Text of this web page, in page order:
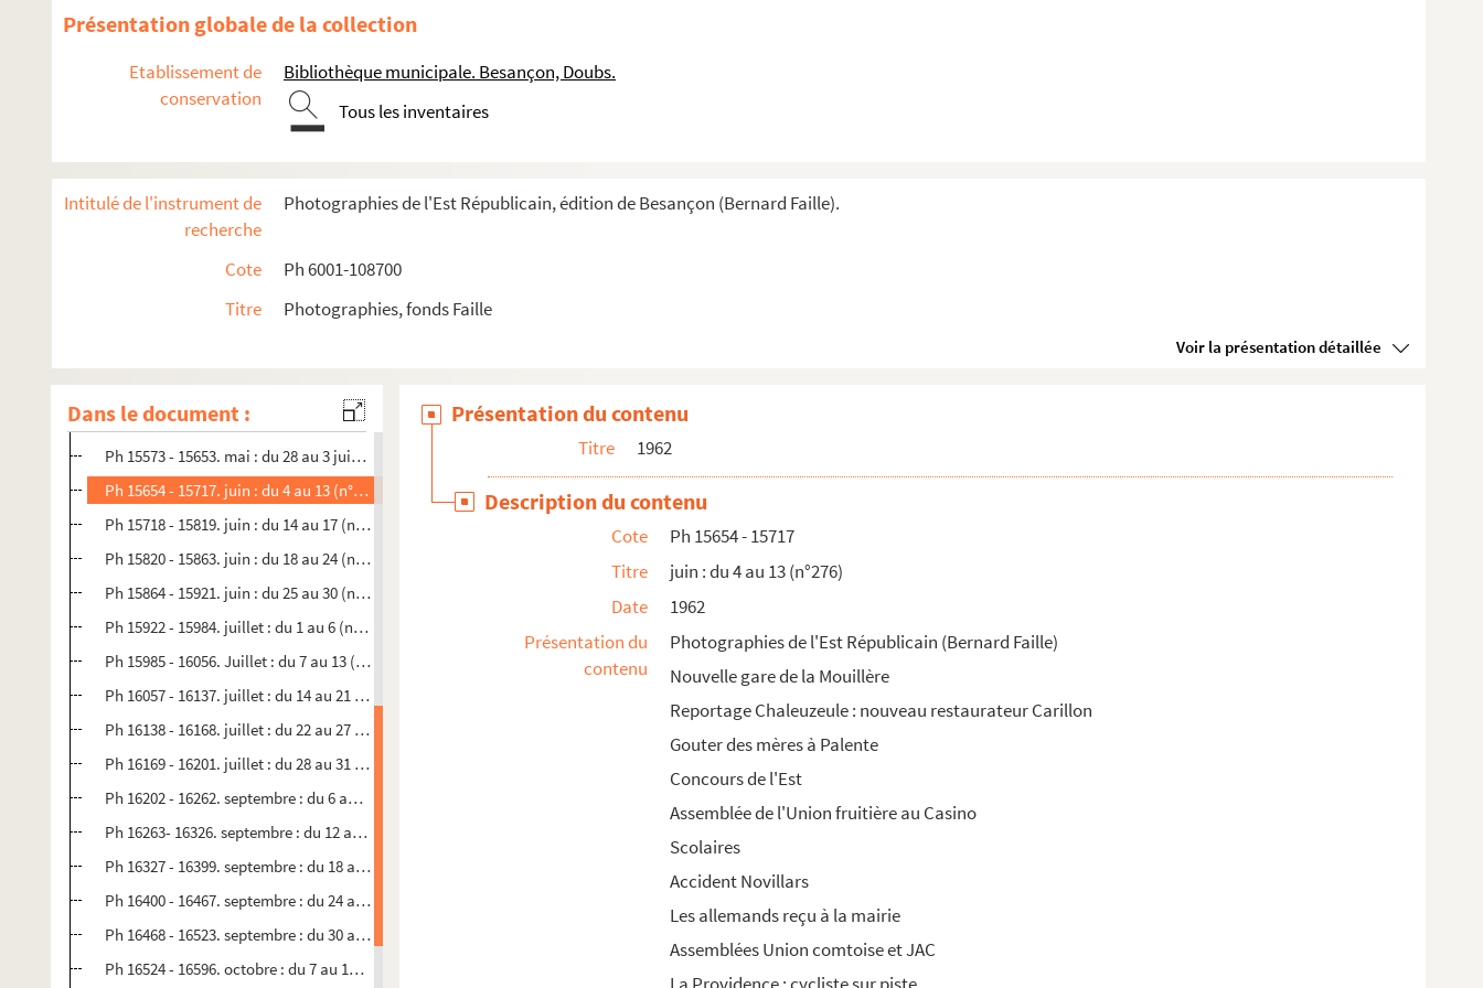
Présentation globale de la collection
Etablissement de
conservation
Bibliothèque municipale. Besançon, Doubs.
Tous les inventaires
Intitulé de l'instrument de
recherche
Photographies de l'Est Républicain, édition de Besançon (Bernard Faille).
Cote
Ph 6001-108700
Titre
Photographies, fonds Faille
Voir la présentation détaillée
Dans le document :
Ph 14895 - 14938. février : du 24 au 25 (n°262)
Ph 14966 - 15012. mars : du 4 au 10 (n°264)
Ph 15013 - 15059. mars : du 11 au 17 (n°265)
Ph 15106 - 15179. mars : du 25 au 31 (n°267)
Ph 15180 - 15244. avril : du 1 au 5 (n°268)
Ph 15327 - 15370. avril : du 27 au 3 mai (n°271)
Ph 15441 - 15501. mai : du 11 au 20 (n°273)
Ph 15502 - 15572. mai : du 21 au 27 (n°274)
Ph 15573 - 15653. mai : du 28 au 3 juin (n°275)
Ph 15654 - 15717. juin : du 4 au 13 (n°276)
Ph 15718 - 15819. juin : du 14 au 17 (n°277)
Ph 15820 - 15863. juin : du 18 au 24 (n°278)
Ph 15864 - 15921. juin : du 25 au 30 (n°279)
Ph 15922 - 15984. juillet : du 1 au 6 (n°280)
Ph 15985 - 16056. Juillet : du 7 au 13 (n°281)
Ph 16057 - 16137. juillet : du 14 au 21 (n°282)
Ph 16138 - 16168. juillet : du 22 au 27 (n°283)
Ph 16169 - 16201. juillet : du 28 au 31 (n°284)
Ph 16202 - 16262. septembre : du 6 au 11 (n°285)
Ph 16263- 16326. septembre : du 12 au 17 (n°286)
Ph 16327 - 16399. septembre : du 18 au 23 (n°287)
Ph 16400 - 16467. septembre : du 24 au 29 (n°288)
Ph 16468 - 16523. septembre : du 30 au 6 octobre (n°289)
Ph 16524 - 16596. octobre : du 7 au 13 (n°290)
Présentation du contenu
Titre 1962
Description du contenu
Cote
Ph 15654 - 15717
Titre
juin : du 4 au 13 (n°276)
Date
1962
Présentation du
contenu
Photographies de l'Est Républicain (Bernard Faille)
Nouvelle gare de la Mouillère
Reportage Chaleuzeule : nouveau restaurateur Carillon
Gouter des mères à Palente
Concours de l'Est
Assemblée de l'Union fruitière au Casino
Scolaires
Accident Novillars
Les allemands reçu à la mairie
Assemblées Union comtoise et JAC